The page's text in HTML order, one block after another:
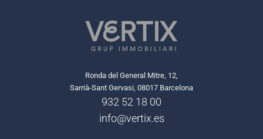
Ronda del General Mitre, 12,
Sarrià-Sant Gervasi, 08017 Barcelona
932 52 18 00
info@vertix.es